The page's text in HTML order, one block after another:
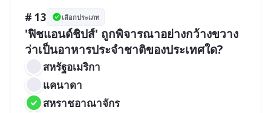
# 13 เลือกประเภท
'ฟิชแอนด์ชิปส์' ถูกพิจารณาอย่างกว้างขวาง
ว่าเป็นอาหารประจำชาติของประเทศใด?
สหรัฐอเมริกา
แคนาดา
สหราชอาณาจักร